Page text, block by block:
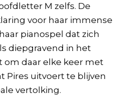
M zelfs. De
voor haar immense
pianospel dat zich
diepgravend in het
daar elke keer met
Pires uitvoert te blijven
vertolking.